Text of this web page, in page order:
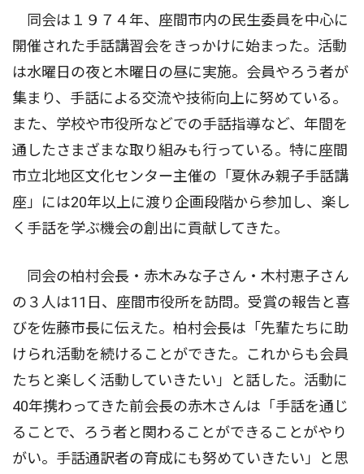
同会は１９７４年、座間市内の民生委員を中心に
開催された手話講習会をきっかけに始まった。活動
は水曜日の夜と木曜日の昼に実施。会員やろう者が
集まり、手話による交流や技術向上に努めている。
また、学校や市役所などでの手話指導など、年間を
通したさまざまな取り組みも行っている。特に座間
市立北地区文化センター主催の「夏休み親子手話講
座」には20年以上に渡り企画段階から参加し、楽し
く手話を学ぶ機会の創出に貢献してきた。
同会の柏村会長・赤木みな子さん・木村恵子さん
の３人は11日、座間市役所を訪問。受賞の報告と喜
びを佐藤市長に伝えた。柏村会長は「先輩たちに助
けられ活動を続けることができた。これからも会員
たちと楽しく活動していきたい」と話した。活動に
40年携わってきた前会長の赤木さんは「手話を通じ
ることで、ろう者と関わることができることがやり
がい。手話通訳者の育成にも努めていきたい」と思